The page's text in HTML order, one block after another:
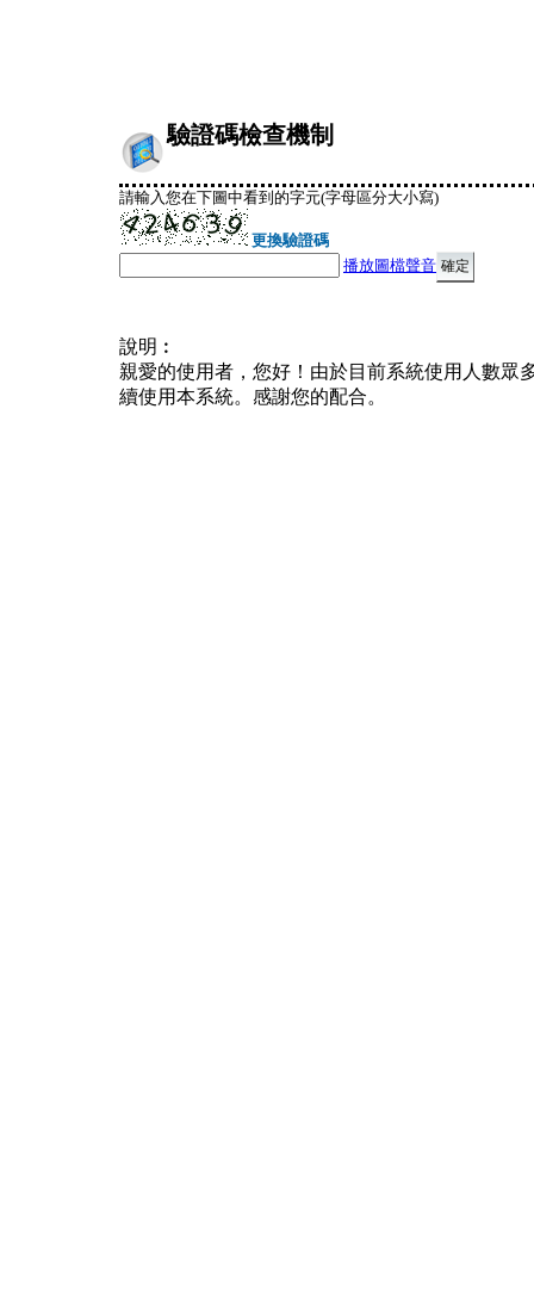
驗證碼檢查機制
請輸入您在下圖中看到的字元(字母區分大小寫)
更換驗證碼
播放圖檔聲音
說明︰
親愛的使用者，您好！由於目前系統使用人數眾
續使用本系統。感謝您的配合。